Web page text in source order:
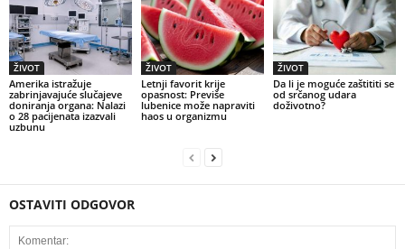
ŽIVOT
Amerika istražuje
zabrinjavajuće slučajeve
doniranja organa: Nalazi
o 28 pacijenata izazvali
uzbunu
ŽIVOT
Letnji favorit krije
opasnost: Previše
lubenice može napraviti
haos u organizmu
ŽIVOT
Da li je moguće zaštititi se
od srčanog udara
doživotno?
OSTAVITI ODGOVOR